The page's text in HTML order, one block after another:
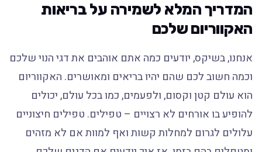
המדריך המלא לשמירה על בריאות
האקווריום שלכם
אנחנו, בשיקס, יודעים כמה אתם אוהבים את דגי הנוי שלכם
וכמה חשוב לכם שהם יהיו בריאים ומאושרים. האקווריום
הוא עולם קטן וקסום, ולפעמים, כמו בכל עולם, יכולים
להופיע בו אורחים לא רצויים – טפילים. טפילים חיצוניים
עלולים לגרום למחלות קשות ואף למוות אם לא מזהים